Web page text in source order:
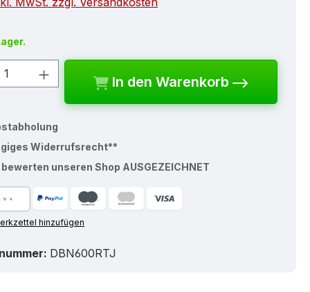
Anzahl: Gib den gewünschten
In den Warenkorb
Widerrufsrecht**
bewerten unseren Shop AUSGEZEICHNET
hinzufügen
DBN600RTJ